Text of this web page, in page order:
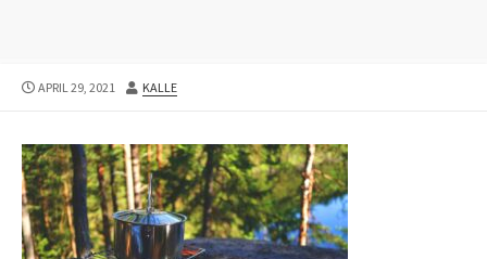
PUBLISHED
APRIL 29, 2021 AUTHOR
KALLE